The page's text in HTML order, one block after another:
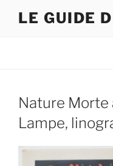
LE GUIDE
Nature Morte
Lampe,